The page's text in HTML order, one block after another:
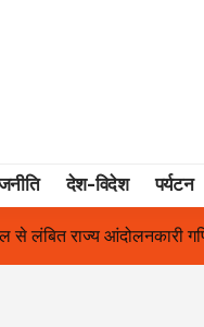
देश-विदेश पर्यटन
गणिता बिष्ट के